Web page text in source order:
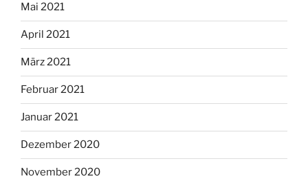
Mai 2021
April 2021
März 2021
Februar 2021
Januar 2021
Dezember 2020
November 2020